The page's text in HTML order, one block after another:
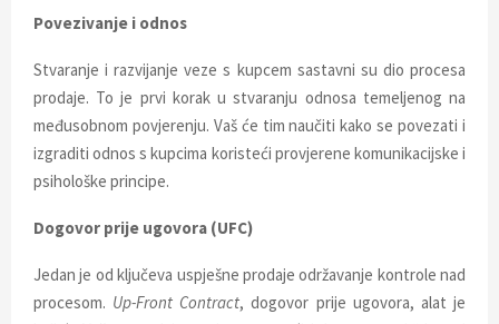
Povezivanje i odnos
Stvaranje i razvijanje veze s kupcem sastavni su dio procesa
prodaje. To je prvi korak u stvaranju odnosa temeljenog na
međusobnom povjerenju. Vaš će tim naučiti kako se povezati i
izgraditi odnos s kupcima koristeći provjerene komunikacijske i
psihološke principe.
Dogovor prije ugovora (UFC)
Jedan je od ključeva uspješne prodaje održavanje kontrole nad
procesom. Up-Front Contract, dogovor prije ugovora, alat je